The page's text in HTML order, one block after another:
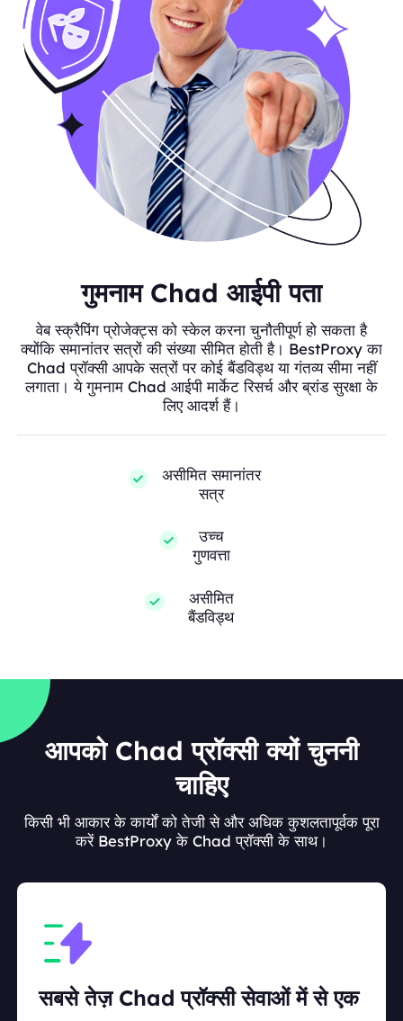
गुमनाम Chad आईपी पता
वेब स्क्रैपिंग प्रोजेक्ट्स को स्केल करना चुनौतीपूर्ण हो सकता है
क्योंकि समानांतर सत्रों की संख्या सीमित होती है। BestProxy का
Chad प्रॉक्सी आपके सत्रों पर कोई बैंडविड्थ या गंतव्य सीमा नहीं
लगाता। ये गुमनाम Chad आईपी मार्केट रिसर्च और ब्रांड सुरक्षा के
लिए आदर्श हैं।
असीमित समानांतर
सत्र
उच्च
गुणवत्ता
असीमित
बैंडविड्थ
आपको Chad प्रॉक्सी क्यों चुननी
चाहिए
किसी भी आकार के कार्यों को तेजी से और अधिक कुशलतापूर्वक पूरा
करें BestProxy के Chad प्रॉक्सी के साथ।
सबसे तेज़ Chad प्रॉक्सी सेवाओं में से एक